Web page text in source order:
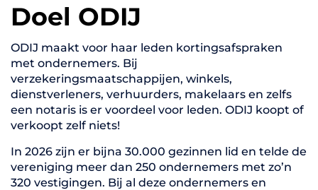
Doel ODIJ
ODIJ maakt voor haar leden kortingsafspraken
met ondernemers. Bij
verzekeringsmaatschappijen, winkels,
dienstverleners, verhuurders, makelaars en zelfs
een notaris is er voordeel voor leden. ODIJ koopt of
verkoopt zelf niets!
In 2026 zijn er bijna 30.000 gezinnen lid en telde de
vereniging meer dan 250 ondernemers met zo’n
320 vestigingen. Bij al deze ondernemers en